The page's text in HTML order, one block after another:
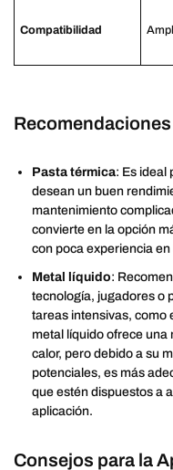
Compatibilidad
Pasta térmica: Es ideal
desean un buen
mantenimiento
convierte en la opción
con poca experiencia
Metal líquido:
tecnología, jugadores o
tareas intensivas, como
metal líquido ofrece una
calor, pero debido a su
potenciales, es más
que estén dispuestos a
aplicación.
Consejos para la